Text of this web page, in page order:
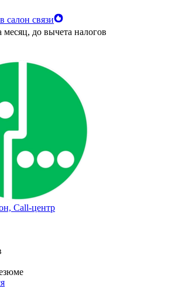
салон связи
месяц, до вычета налогов
Call-центр